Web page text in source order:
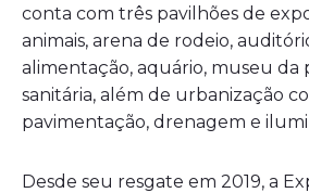
conta com três pavilhões de
animais, arena de rodeio,
alimentação, aquário, museu da
sanitária, além de urbanização
pavimentação, drenagem e
Desde seu resgate em 2019, a